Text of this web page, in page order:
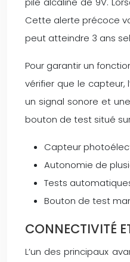
Cette alerte précoce
peut atteindre 3 ans
Pour garantir un
vérifier que le
un signal sonore et
bouton de test situé
Capteur
Autonomie de
Tests
Bouton de test
CONNECTIVITÉ
L’un des principaux